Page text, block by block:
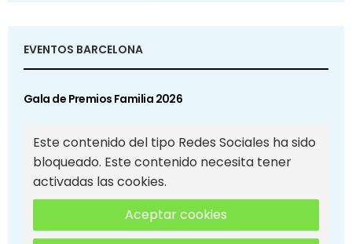
EVENTOS BARCELONA
Gala de Premios Familia 2026
Este contenido del tipo Redes Sociales ha sido
bloqueado. Este contenido necesita tener
activadas las cookies.
Aceptar cookies